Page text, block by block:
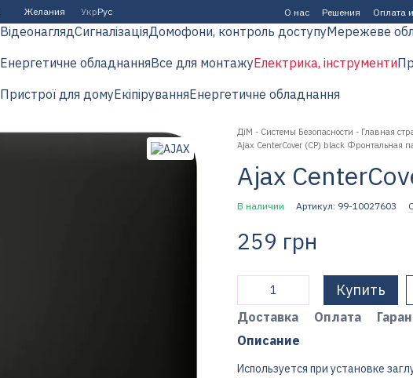
Желания УкрРус О нас Решения Оплата
ВідеонаглядСигналізаціяДомофони, контроль доступуМережеве
Енергетичне обладнанняВсе для монтажуЕлектрика, інструменти
Пристрої для домуЕкіпіруванняЕнергетичне обладнання
ДіМ - Системы Безопасности - Главная
Ajax CenterCover (CP) black Фронтальная
Ajax
В наличии Артикул: 99-10027603
259 грн
Купить
Доставка Оплата
Описание
Используется при установке